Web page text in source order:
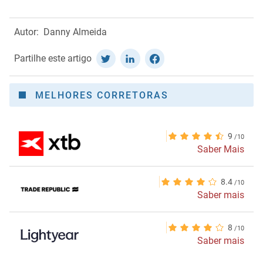
Autor: Danny Almeida
Partilhe este artigo
MELHORES CORRETORAS
9
Saber Mais
8.4
Saber mais
8
Saber mais